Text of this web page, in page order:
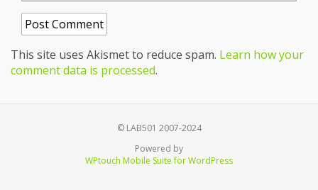
This site uses Akismet to reduce spam. Learn how your
comment data is processed.
© LAB501 2007-2024
Powered by
WPtouch Mobile Suite for WordPress